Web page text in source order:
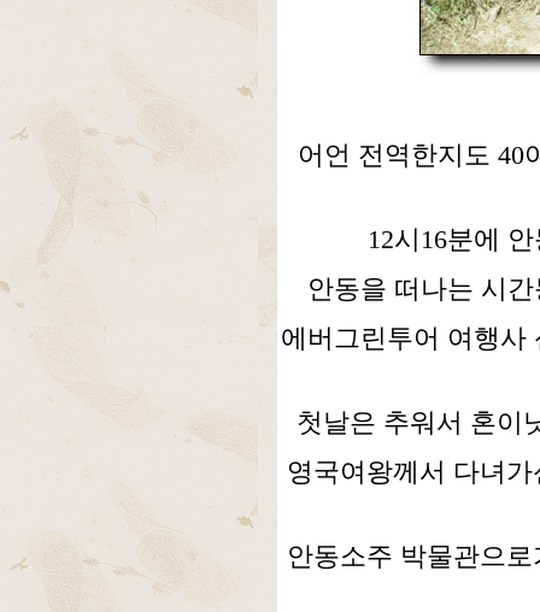
어언 전역한지도 40
12시16분에
안동을 떠나는 시
에버그린투어 여행사
첫날은 추워서 혼이
영국여왕께서 다녀
안동소주 박물관으